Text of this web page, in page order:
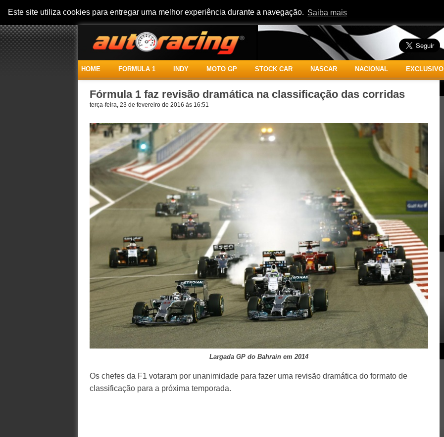
Este site utiliza cookies para entregar uma melhor experiência durante a navegação. Saiba mais
HOME FORMULA 1 INDY MOTO GP STOCK CAR NASCAR NACIONAL EXCLUSIVO
Fórmula 1 faz revisão dramática na classificação das corridas
terça-feira, 23 de fevereiro de 2016 às 16:51
Largada GP do Bahrain em 2014
Os chefes da F1 votaram por unanimidade para fazer uma revisão dramática do formato de
classificação para a próxima temporada.